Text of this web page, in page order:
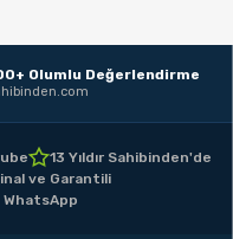
Olumlu Değerlendirme
13 Yıldır Sahibinden'de
ve Garantili